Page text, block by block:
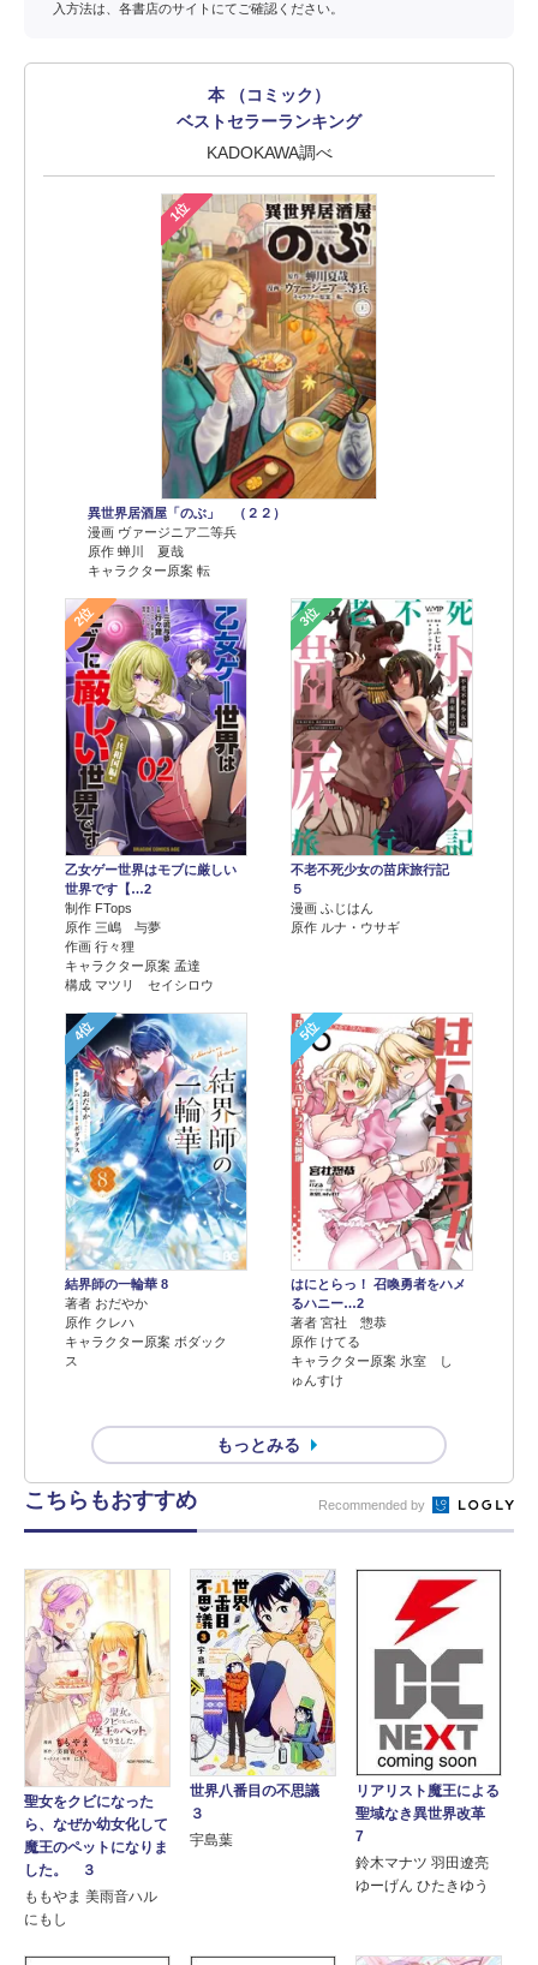
入方法は、各書店のサイトにてご確認ください。
本 （コミック）
ベストセラーランキング
KADOKAWA調べ
1位
異世界居酒屋「のぶ」 （２２）
漫画 ヴァージニア二等兵
原作 蝉川 夏哉
キャラクター原案 転
2位
乙女ゲー世界はモブに厳しい
世界です【…2
制作 FTops
原作 三嶋 与夢
作画 行々狸
キャラクター原案 孟達
構成 マツリ セイシロウ
3位
不老不死少女の苗床旅行記
５
漫画 ふじはん
原作 ルナ・ウサギ
4位
結界師の一輪華 8
著者 おだやか
原作 クレハ
キャラクター原案 ボダック
ス
5位
はにとらっ！ 召喚勇者をハメ
るハニー…2
著者 宮社 惣恭
原作 けてる
キャラクター原案 氷室 し
ゅんすけ
もっとみる
こちらもおすすめ Recommended by
聖女をクビになった
ら、なぜか幼女化して
魔王のペットになりま
した。 ３
ももやま 美雨音ハル
にもし
世界八番目の不思議
３
宇島葉
リアリスト魔王による
聖域なき異世界改革
7
鈴木マナツ 羽田遼亮
ゆーげん ひたきゆう